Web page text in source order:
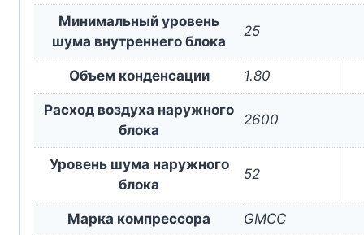
Минимальный уровень
шума внутреннего блока
25
Объем конденсации 1.80
Расход воздуха наружного
блока
2600
Уровень шума наружного
блока
52
Марка компрессора GMCC